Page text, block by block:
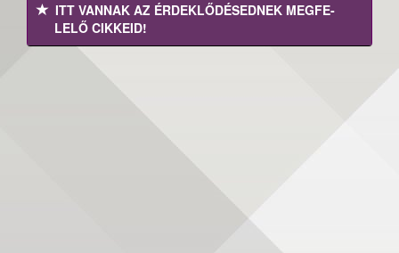
ITT VANNAK AZ ÉRDEK­LŐDÉ­SEDNEK MEGFE­
LELŐ CIKKEID!